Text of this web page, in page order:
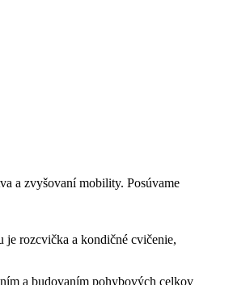
a zvyšovaní mobility. Posúvame
je rozcvička a kondičné cvičenie,
a budovaním pohybových celkov